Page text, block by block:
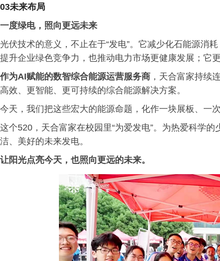
03未来布局
一度绿电，照向更远未来
光伏技术的意义，不止在于“发电”。它减少化石能源消
提升企业绿色竞争力，也推动电力市场更健康发展；它
作为AI赋能的数智综合能源运营服务商 ，天合富家持续
高效、更智能、更可持续的综合能源解决方案。
今天，我们把这些宏大的能源命题，化作一块展板、一
这个520，天合富家在校园里“为爱发电”。为热爱科学
洁、美好的未来发电。
让阳光点亮今天，也照向更远的未来。